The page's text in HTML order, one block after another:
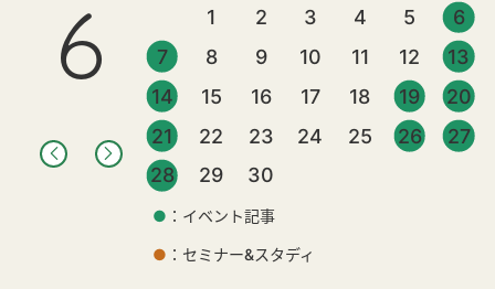
6 1 2 3 4 5
6
7
8 9 10 11 12
13
14
15 16 17 18 19
20
21
22 23 24 25 26
27
28
29 30
● ：イベント記事
● ：セミナー&スタディ